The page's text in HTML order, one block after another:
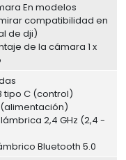
En modelos
compatibilidad en
de dji)
de la cámara 1 x
tipo C (control)
(alimentación)
2,4 GHz (2,4 -
Bluetooth 5.0